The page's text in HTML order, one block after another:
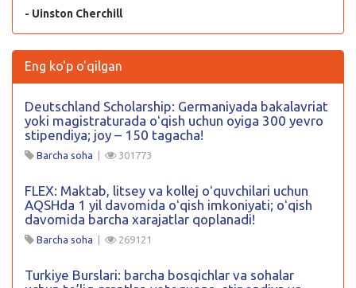
- Uinston Cherchill
Eng ko'p o'qilgan
Deutschland Scholarship: Germaniyada bakalavriat
yoki magistraturada oʻqish uchun oyiga 300 yevro
stipendiya; joy – 150 tagacha!
Barcha soha | 301773
FLEX: Maktab, litsey va kollej oʻquvchilari uchun
AQSHda 1 yil davomida oʻqish imkoniyati; oʻqish
davomida barcha xarajatlar qoplanadi!
Barcha soha | 269121
Turkiye Burslari: barcha bosqichlar va sohalar